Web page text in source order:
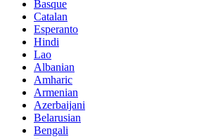
Basque
Catalan
Esperanto
Hindi
Lao
Albanian
Amharic
Armenian
Azerbaijani
Belarusian
Bengali